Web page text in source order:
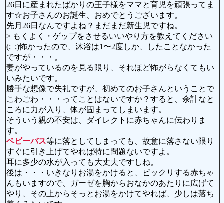
26日に産まれたばかりの王子様をママと育児を頑張ってま
す☆お子さんのお誕生、おめでとうございます。
先月26日なんですよね？まだまだ新生児ですね。
> もくよく・ゲップをさせるいいやり方を教えてください
(;_;)怖かったので、沐浴は1〜2度しか、したことなかった
ですが・・・。
妻がやっているのを見る限り、それほど怖がらなくてもい
いみたいです。
勝手な想像で失礼ですが、初めてのお子さんということで
こわごわ・・・ってことはないですか？すると、余計なと
ころに力が入り、体が固まってしまいます。
そういう親の不安は、ダイレクトに赤ちゃんに伝わりま
す。
ベビーバス等に落としてしまっても、故意に落さない限り
すぐに引き上げてやれば特に問題ないですよ。
耳に多少の水が入っても大丈夫ですしね。
後は・・・いきなりお湯をかけると、ビックリする赤ちゃ
んもいますので、ガーゼを胸からおなかのあたりに広げて
やり、その上からそっとお湯をかけてやれば、少しは落ち